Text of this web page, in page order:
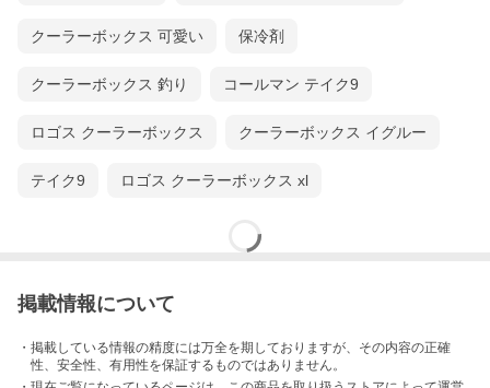
クーラーボックス 可愛い 保冷剤
クーラーボックス 釣り コールマン テイク9
ロゴス クーラーボックス クーラーボックス イグルー
テイク9 ロゴス クーラーボックス xl
掲載情報について
・掲載している情報の精度には万全を期しておりますが、その内容の正確
性、安全性、有用性を保証するものではありません。